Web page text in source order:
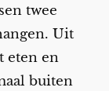
twee
Uit
eten en
buiten